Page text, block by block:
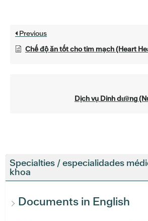
Specialties / especialidades
khoa
Documents in English
Previous
Chế độ ăn tốt cho tim mạch (Heart
Dịch vụ Dinh dưỡng